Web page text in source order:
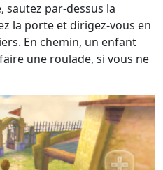
sautez par-dessus la
la porte et dirigez-vous en
En chemin, un enfant
une roulade, si vous ne